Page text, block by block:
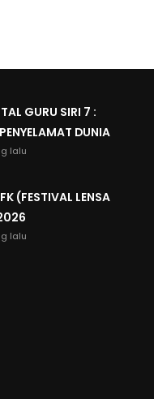
GURU SIRI 7 :
DUNIA
lalu
(FESTIVAL LENSA
lalu